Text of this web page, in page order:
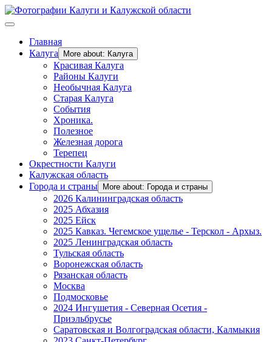
Главная
Калуга
More about: Калуга
Красивая Калуга
Районы Калуги
Необычная Калуга
Старая Калуга
События
Хроника.
Полезное
Железная дорога
Терепец
Окрестности Калуги
Калужская область
Города и страны
More about: Города и страны
2026 Калининградская область
2025 Абхазия
2025 Ейск
2025 Кавказ. Чегемское ущелье - Терскол - Архыз.
2025 Ленинградская область
Тульская область
Воронежская область
Рязанская область
Москва
Подмосковье
2024 Ингушетия - Северная Осетия -
Приэльбрусье
Саратовская и Волгоградская области, Калмыкия